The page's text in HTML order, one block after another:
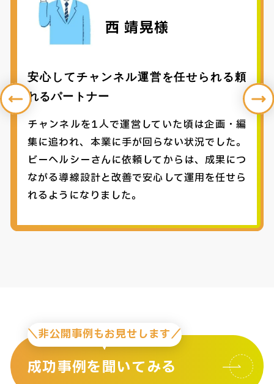
西 靖晃様
安心してチャンネル運営を任せられる頼
れるパートナー
チャンネルを1人で運営していた頃は企画・編
集に追われ、本業に手が回らない状況でした。
ビーヘルシーさんに依頼してからは、成果につ
ながる導線設計と改善で安心して運用を任せら
れるようになりました。
＼非公開事例もお見せします／
成功事例を聞いてみる